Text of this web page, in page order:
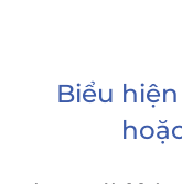
Biểu